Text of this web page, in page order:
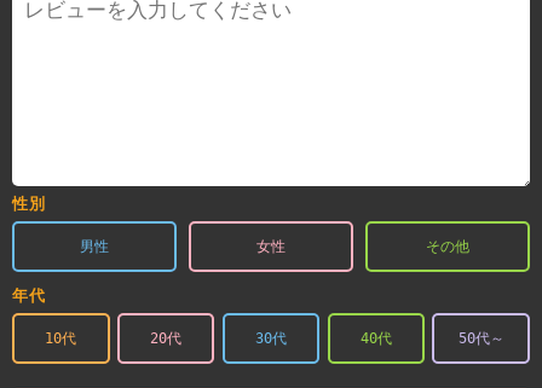
性別
男性 女性 その他
年代
10代 20代 30代 40代 50代～